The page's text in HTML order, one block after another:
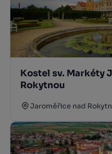
Kostel sv. Markéty
Rokytnou
Jaroměřice nad